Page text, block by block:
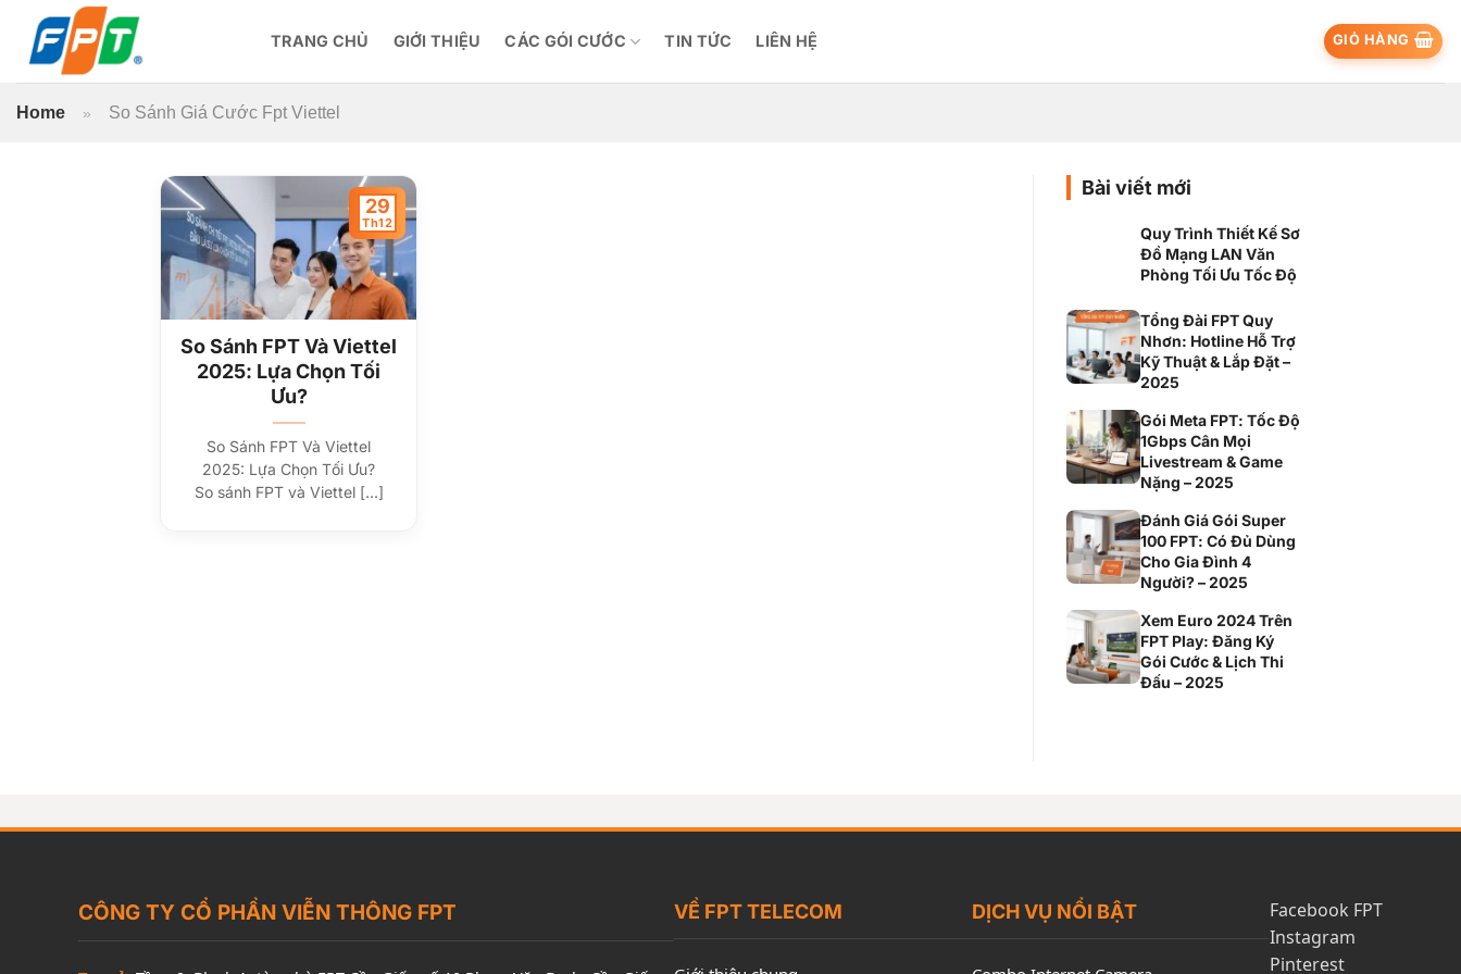
TRANG CHỦ GIỚI THIỆU CÁC GÓI CƯỚC TIN TỨC LIÊN HỆ GIỎ HÀNG
Home » So Sánh Giá Cước Fpt Viettel
So Sánh FPT Và Viettel
2025: Lựa Chọn Tối
Ưu?
So Sánh FPT Và Viettel
2025: Lựa Chọn Tối Ưu?
So sánh FPT và Viettel [...]
29
Th12
Bài viết mới
Quy Trình Thiết Kế Sơ
Đồ Mạng LAN Văn
Phòng Tối Ưu Tốc Độ
Tổng Đài FPT Quy
Nhơn: Hotline Hỗ Trợ
Kỹ Thuật & Lắp Đặt –
2025
Gói Meta FPT: Tốc Độ
1Gbps Cân Mọi
Livestream & Game
Nặng – 2025
Đánh Giá Gói Super
100 FPT: Có Đủ Dùng
Cho Gia Đình 4
Người? – 2025
Xem Euro 2024 Trên
FPT Play: Đăng Ký
Gói Cước & Lịch Thi
Đấu – 2025
CÔNG TY CỔ PHẦN VIỄN THÔNG FPT VỀ FPT TELECOM DỊCH VỤ NỔI BẬT
Facebook FPT
Instagram
Pinterest